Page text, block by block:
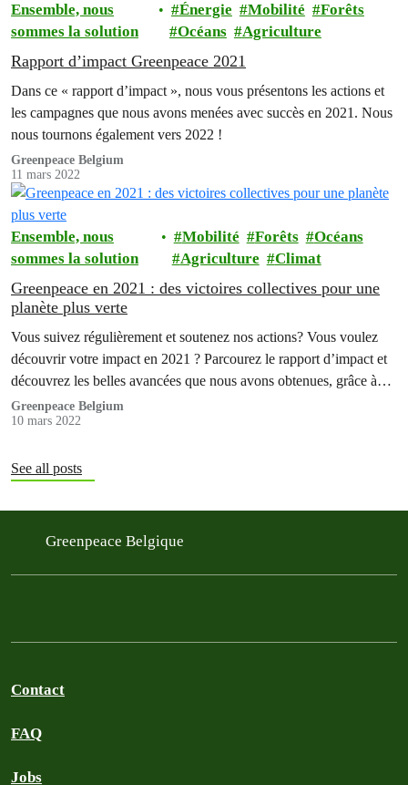
Ensemble, nous
sommes la solution
Énergie Mobilité
Forêts
Océans
Agriculture
Rapport d’impact Greenpeace 2021
Dans ce « rapport d’impact », nous vous présentons les actions et
les campagnes que nous avons menées avec succès en 2021. Nous
nous tournons également vers 2022 !
Greenpeace Belgium
11 mars 2022
Ensemble, nous
sommes la solution
Mobilité Forêts
Océans
Agriculture
Climat
Greenpeace en 2021 : des victoires collectives pour une
planète plus verte
Vous suivez régulièrement et soutenez nos actions? Vous voulez
découvrir votre impact en 2021 ? Parcourez le rapport d’impact et
découvrez les belles avancées que nous avons obtenues, grâce à
vous.
Greenpeace Belgium
10 mars 2022
See all posts
Greenpeace Belgique
Contact
FAQ
Jobs